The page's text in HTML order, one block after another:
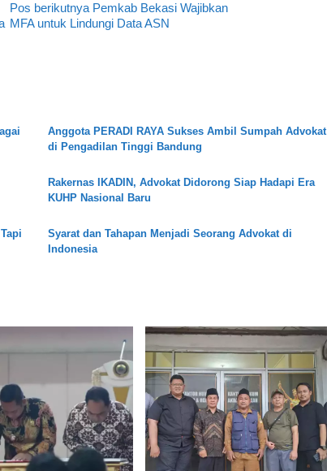
Pos berikutnya Pemkab Bekasi Wajibkan
MFA untuk Lindungi Data ASN
Anggota PERADI RAYA Sukses Ambil Sumpah Advokat
di Pengadilan Tinggi Bandung
Rakernas IKADIN, Advokat Didorong Siap Hadapi Era
KUHP Nasional Baru
Syarat dan Tahapan Menjadi Seorang Advokat di
Indonesia